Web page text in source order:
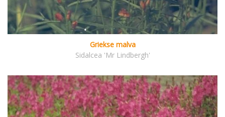
Griekse malva
Sidalcea 'Mr Lindbergh'